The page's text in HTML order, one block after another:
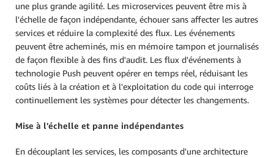
une plus grande agilité. Les microservices peuvent être mis à
l'échelle de façon indépendante, échouer sans affecter les autres
services et réduire la complexité des flux. Les événements
peuvent être acheminés, mis en mémoire tampon et journalisés
de façon flexible à des fins d'audit. Les flux d'événements à
technologie Push peuvent opérer en temps réel, réduisant les
coûts liés à la création et à l'exploitation du code qui interroge
continuellement les systèmes pour détecter les changements.
Mise à l'échelle et panne indépendantes
En découplant les services, les composants d'une architecture